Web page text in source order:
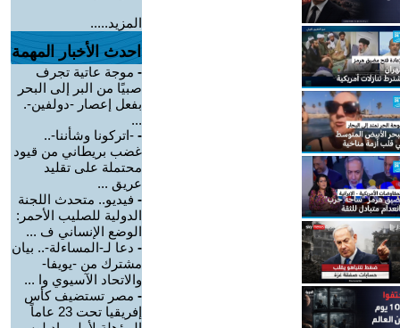
المزيد.....
احدث الأخبار المهمة
- موجة عاتية تجرف
صبيًا من البر إلى البحر
بفعل إعصار -دولفين-.
...
- -اتركونا وشأننا-..
غضب بريطاني من قيود
محتملة على تقليد
عريق ...
- فيديو.. متحدث اللجنة
الدولية للصليب الأحمر:
الوضع الإنساني ف ...
- دعا لـ-المساءلة-.. بيان
مشترك من -يويفا-
والاتحاد الآسيوي وا ...
- مصر تستضيف كأس
إفريقيا تحت 23 عاماً